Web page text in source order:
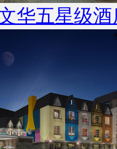
华五星级